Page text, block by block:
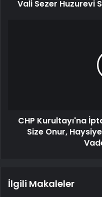
Vali Sezer Huzurevi
CHP Kurultayı'na
Size Onur,
İlgili Makaleler